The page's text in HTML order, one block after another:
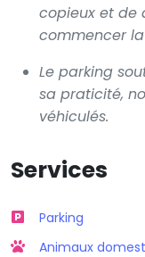
copieux et de
commencer
Le parking
sa praticité,
véhiculés.
Services
Parking
Animaux